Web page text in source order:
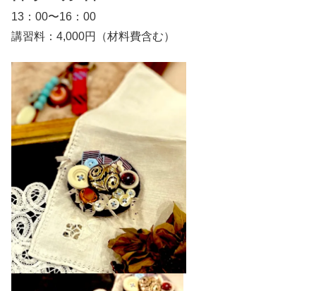
13：00〜16：00
講習料：4,000円（材料費含む）